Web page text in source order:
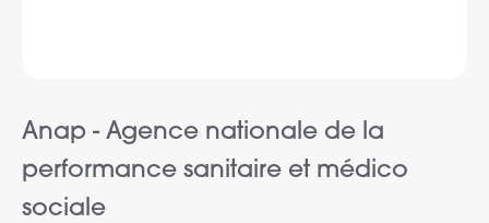
Anap - Agence nationale de la
performance sanitaire et médico
sociale